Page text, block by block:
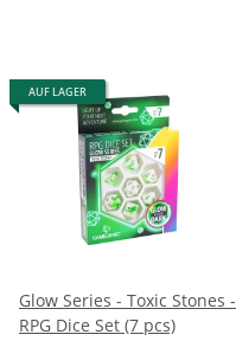
AUF LAGER
Glow Series - Toxic Stones -
RPG Dice Set (7 pcs)